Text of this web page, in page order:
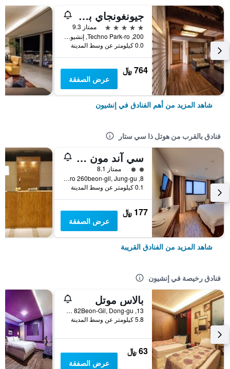
جيونغونجاي باي واكرهيل
5 نجوم
ممتاز 9.3
200, Techno Park-ro, إنشيون, كوريا الجنوبية
0.0 كيلومتر عن وسط المدينة
764 ﷼
عرض الصفقة
شاهد المزيد من أهم الفنادق في إنشيون
فنادق بالقرب من هوتل ذا سي ستار
سي آند مون توريست هوتل
تقييم فئة 2
ممتاز 8.1
8, Wolmi-ro 260beon-gil, Jung-gu, إنشيون, كوريا الجنوبية
0.1 كيلومتر عن وسط المدينة
177 ﷼
عرض الصفقة
شاهد المزيد من الفنادق القريبة
فنادق رخيصة في إنشيون
بالاس موتل
13, Songnim-ro 82Beon-Gil, Dong-gu, إنشيون, كوريا الجنوبية
5.8 كيلومتر عن وسط المدينة
63 ﷼
عرض الصفقة